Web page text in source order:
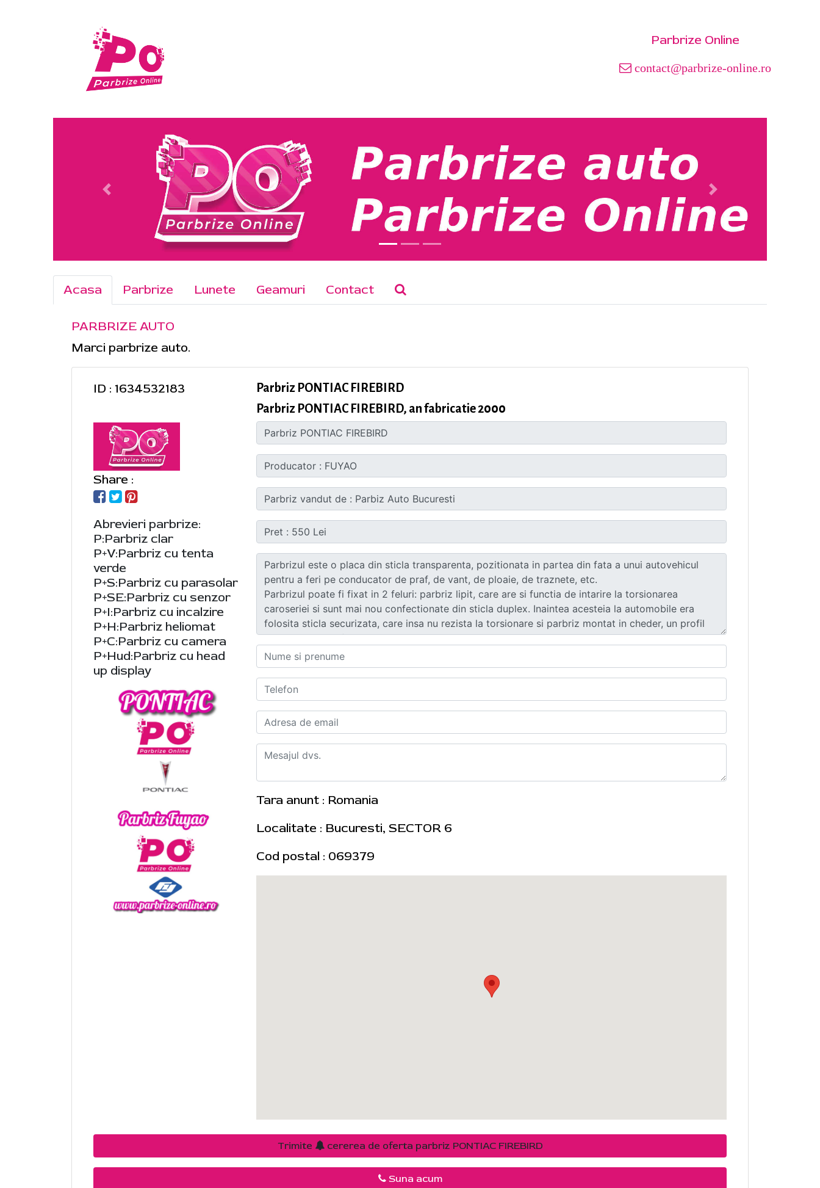
Parbrize Online
contact@parbrize-online.ro
Acasa Parbrize Lunete Geamuri Contact
PARBRIZE AUTO
Marci parbrize auto.
ID : 1634532183
Share :
Abrevieri parbrize:
P:Parbriz clar
P+V:Parbriz cu tenta
verde
P+S:Parbriz cu parasolar
P+SE:Parbriz cu senzor
P+I:Parbriz cu incalzire
P+H:Parbriz heliomat
P+C:Parbriz cu camera
P+Hud:Parbriz cu head
up display
Parbriz PONTIAC FIREBIRD
Parbriz PONTIAC FIREBIRD, an fabricatie 2000
Tara anunt : Romania
Localitate : Bucuresti, SECTOR 6
Cod postal : 069379
Trimite cererea de oferta parbriz PONTIAC FIREBIRD
Suna acum